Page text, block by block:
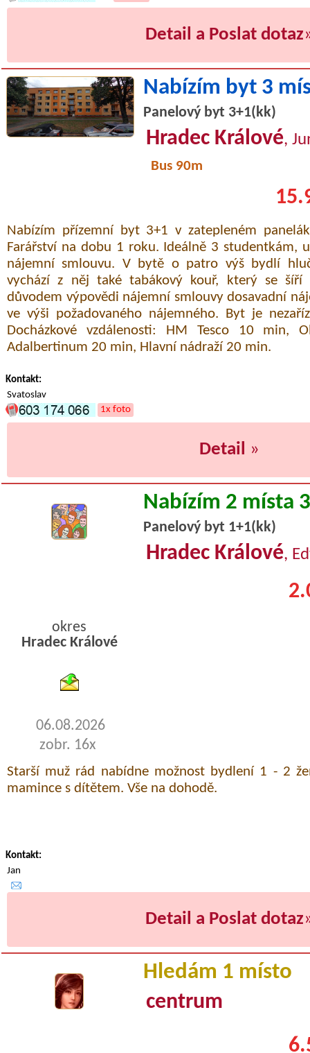
Detail a Poslat dotaz
Nabízím byt 3
Panelový byt 3+1(kk)
Hradec Králové,
Bus 90m
Nabízím přízemní byt 3+1 v zatepleném
Farářství na dobu 1 roku. Ideálně 3 studentkám,
nájemní smlouvu. V bytě o patro výš bydlí
vychází z něj také tabákový kouř, který se šíří
důvodem výpovědi nájemní smlouvy dosavadní
ve výši požadovaného nájemného. Byt je
Docházkové vzdálenosti: HM Tesco 10 min,
Adalbertinum 20 min, Hlavní nádraží 20 min.
Kontakt:
Svatoslav
1x foto
Detail »
Nabízím 2 místa
Panelový byt 1+1(kk)
Hradec Králové,
okres
Hradec Králové
06.08.2026
zobr. 16x
Starší muž rád nabídne možnost bydlení 1 - 2
mamince s dítětem. Vše na dohodě.
Kontakt:
Jan
Detail a Poslat dotaz
Hledám 1 místo
centrum